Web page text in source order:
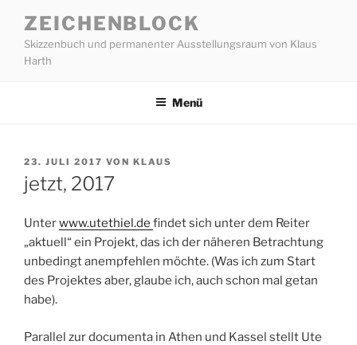
Inhalt
springen
ZEICHENBLOCK
Skizzenbuch und permanenter Ausstellungsraum von Klaus
Harth
Menü
VERÖFFENTLICHT
AM
23. JULI 2017 VON KLAUS
jetzt, 2017
Unterwww.utethiel.de findet sich unter dem Reiter
„aktuell“ ein Projekt, das ich der näheren Betrachtung
unbedingt anempfehlen möchte. (Was ich zum Start
des Projektes aber, glaube ich, auch schon mal getan
habe).
Parallel zur documenta in Athen und Kassel stellt Ute